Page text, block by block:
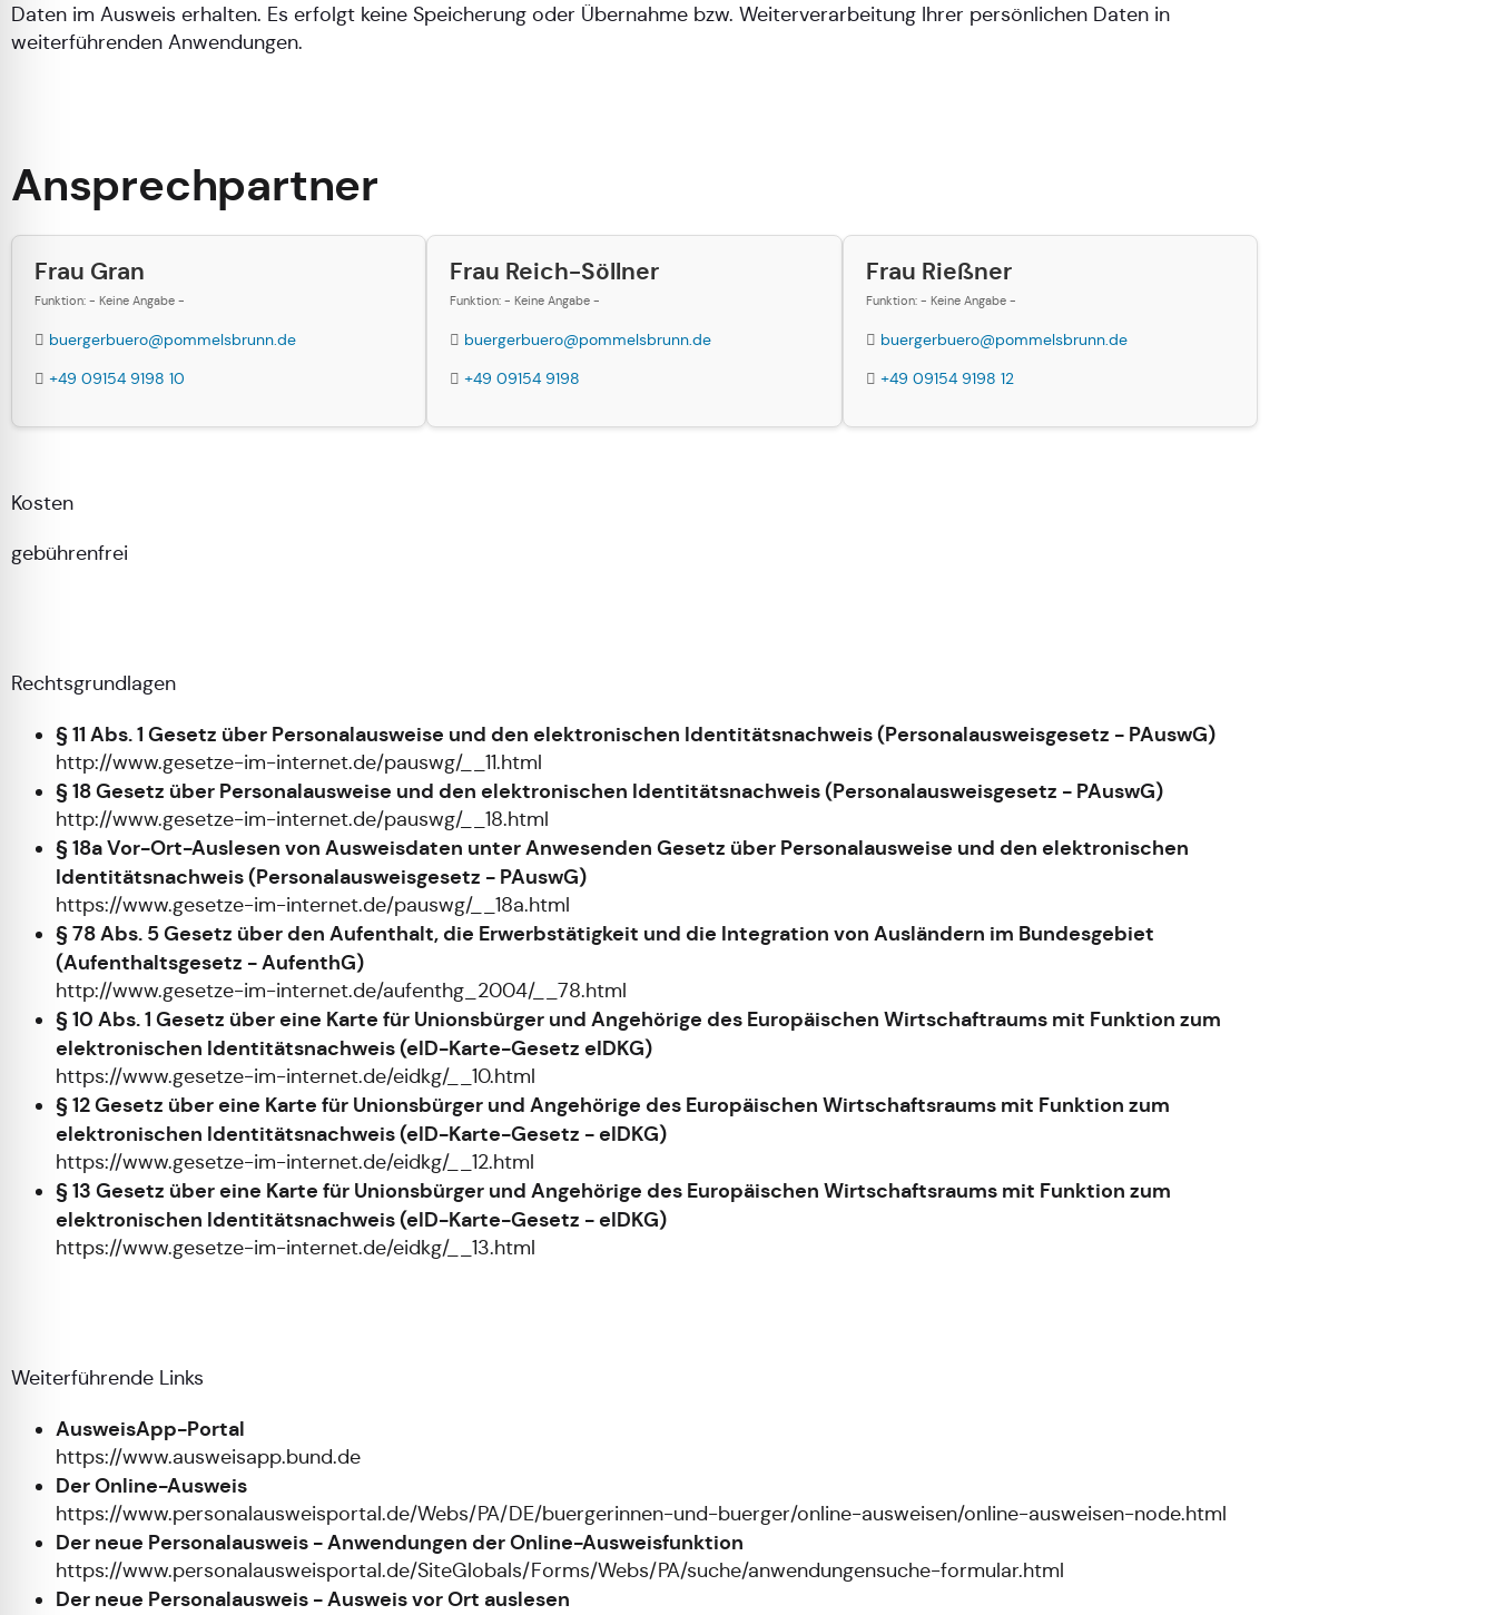
Daten im Ausweis erhalten. Es erfolgt keine Speicherung oder Übernahme bzw. Weiterverarbeitung Ihrer persönlichen Daten in
weiterführenden Anwendungen.
Ansprechpartner
Frau Gran
Funktion: - Keine Angabe -
buergerbuero@pommelsbrunn.de
+49 09154 9198 10
Frau Reich-Söllner
Funktion: - Keine Angabe -
buergerbuero@pommelsbrunn.de
+49 09154 9198
Frau Rießner
Funktion: - Keine Angabe -
buergerbuero@pommelsbrunn.de
+49 09154 9198 12
Kosten
gebührenfrei
Rechtsgrundlagen
§ 11 Abs. 1 Gesetz über Personalausweise und den elektronischen Identitätsnachweis (Personalausweisgesetz - PAuswG)
http://www.gesetze-im-internet.de/pauswg/__11.html
§ 18 Gesetz über Personalausweise und den elektronischen Identitätsnachweis (Personalausweisgesetz - PAuswG)
http://www.gesetze-im-internet.de/pauswg/__18.html
§ 18a Vor-Ort-Auslesen von Ausweisdaten unter Anwesenden Gesetz über Personalausweise und den elektronischen
Identitätsnachweis (Personalausweisgesetz - PAuswG)
https://www.gesetze-im-internet.de/pauswg/__18a.html
§ 78 Abs. 5 Gesetz über den Aufenthalt, die Erwerbstätigkeit und die Integration von Ausländern im Bundesgebiet
(Aufenthaltsgesetz - AufenthG)
http://www.gesetze-im-internet.de/aufenthg_2004/__78.html
§ 10 Abs. 1 Gesetz über eine Karte für Unionsbürger und Angehörige des Europäischen Wirtschaftraums mit Funktion zum
elektronischen Identitätsnachweis (eID-Karte-Gesetz eIDKG)
https://www.gesetze-im-internet.de/eidkg/__10.html
§ 12 Gesetz über eine Karte für Unionsbürger und Angehörige des Europäischen Wirtschaftsraums mit Funktion zum
elektronischen Identitätsnachweis (eID-Karte-Gesetz - eIDKG)
https://www.gesetze-im-internet.de/eidkg/__12.html
§ 13 Gesetz über eine Karte für Unionsbürger und Angehörige des Europäischen Wirtschaftsraums mit Funktion zum
elektronischen Identitätsnachweis (eID-Karte-Gesetz - eIDKG)
https://www.gesetze-im-internet.de/eidkg/__13.html
Weiterführende Links
AusweisApp-Portal
https://www.ausweisapp.bund.de
Der Online-Ausweis
https://www.personalausweisportal.de/Webs/PA/DE/buergerinnen-und-buerger/online-ausweisen/online-ausweisen-node.html
Der neue Personalausweis - Anwendungen der Online-Ausweisfunktion
https://www.personalausweisportal.de/SiteGlobals/Forms/Webs/PA/suche/anwendungensuche-formular.html
Der neue Personalausweis - Ausweis vor Ort auslesen